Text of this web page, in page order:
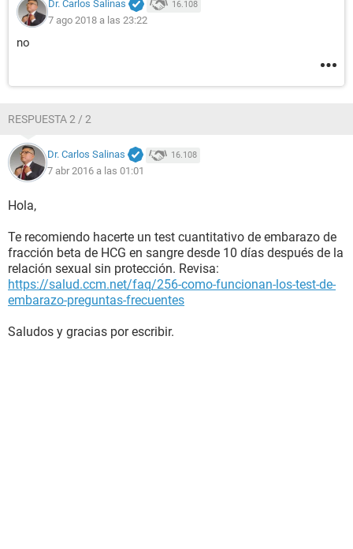
Dr. Carlos Salinas 16.108
7 ago 2018 a las 23:22
no
RESPUESTA 2 / 2
Dr. Carlos Salinas 16.108
7 abr 2016 a las 01:01
Hola,
Te recomiendo hacerte un test cuantitativo de embarazo de
fracción beta de HCG en sangre desde 10 días después de la
relación sexual sin protección. Revisa:
https://salud.ccm.net/faq/256-como-funcionan-los-test-de-
embarazo-preguntas-frecuentes
Saludos y gracias por escribir.